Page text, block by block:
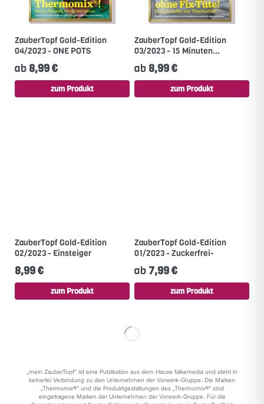
ZauberTopf Gold-Edition
04/2023 - ONE POTS
ab 8,99 €
zum Produkt
ZauberTopf Gold-Edition
03/2023 - 15 Minuten...
ab 8,99 €
zum Produkt
ZauberTopf Gold-Edition
02/2023 - Einsteiger
8,99 €
zum Produkt
ZauberTopf Gold-Edition
01/2023 - Zuckerfrei-
ab 7,99 €
zum Produkt
„mein ZauberTopf“ ist eine Publikation aus dem Hause falkemedia und steht in
keinerlei Verbindung zu den Unternehmen der Vorwerk-Gruppe. Die Marken
„Thermomix®“ und die Produktgestaltungen des „Thermomix®“ sind
eingetragene Marken der Unternehmen der Vorwerk-Gruppe. Für die